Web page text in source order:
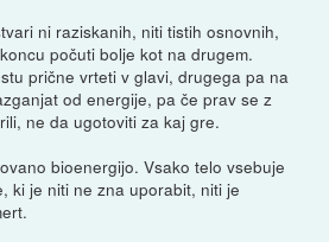
ni raziskanih, niti tistih osnovnih,
počuti bolje kot na drugem.
prične vrteti v glavi, drugega pa na
od energije, pa če prav se z
ne da ugotoviti za kaj gre.
bioenergijo. Vsako telo vsebuje
ki je niti ne zna uporabit, niti je